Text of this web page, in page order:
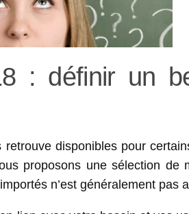
: définir un
disponibles pour
proposons une sélection de
n’est généralement pas